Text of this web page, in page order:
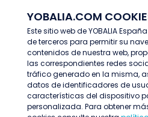
YOBALIA.COM
Este sitio web de YOBALIA
de terceros para permitir su
contenidos de nuestra web,
las correspondientes redes
tráfico generado en la misma,
datos de identificadores de
características del dispositivo
personalizada. Para obtener
Últimas ofertas